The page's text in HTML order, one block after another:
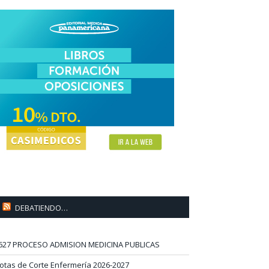
DEBATIENDO…
PROCESO ADMISION MEDICINA PUBLICAS
de Corte Enfermería 2026-2027